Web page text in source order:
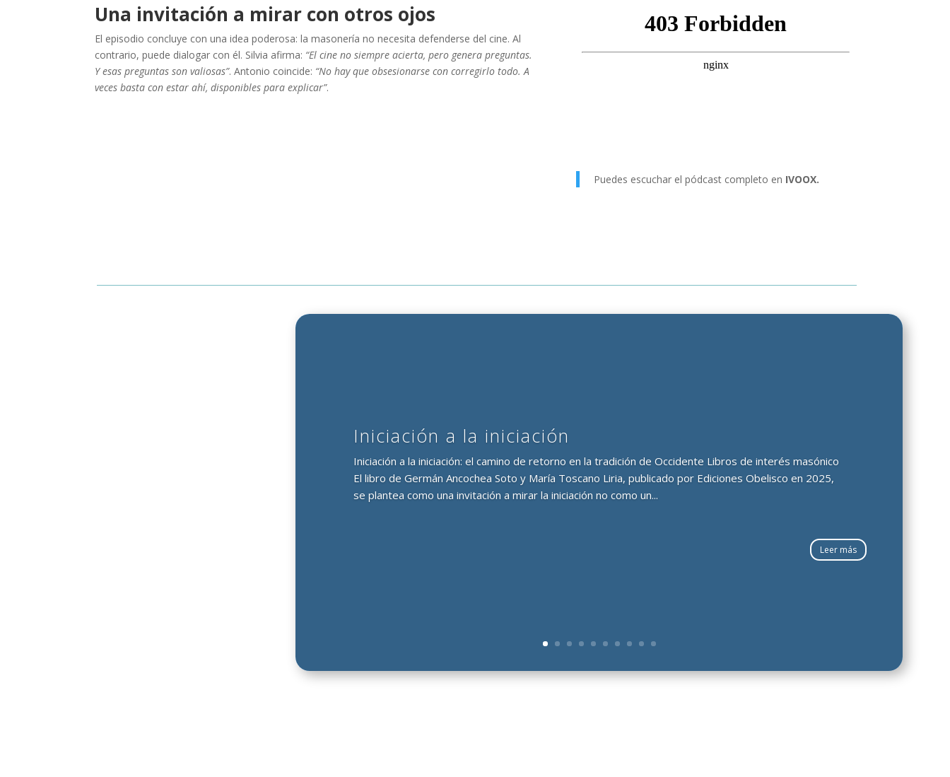
Una invitación a mirar con otros ojos
El episodio concluye con una idea poderosa: la masonería no necesita defenderse del cine. Al
contrario, puede dialogar con él. Silvia afirma: “El cine no siempre acierta, pero genera preguntas.
Y esas preguntas son valiosas”. Antonio coincide: “No hay que obsesionarse con corregirlo todo. A
veces basta con estar ahí, disponibles para explicar”.
Puedes escuchar el pódcast completo en IVOOX.
Iniciación a la iniciación
Iniciación a la iniciación: el camino de retorno en la tradición de Occidente Libros de interés masónico
El libro de Germán Ancochea Soto y María Toscano Liria, publicado por Ediciones Obelisco en 2025,
se plantea como una invitación a mirar la iniciación no como un...
Leer más